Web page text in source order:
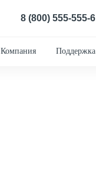
8 (800) 555-555-6
Компания Поддержка